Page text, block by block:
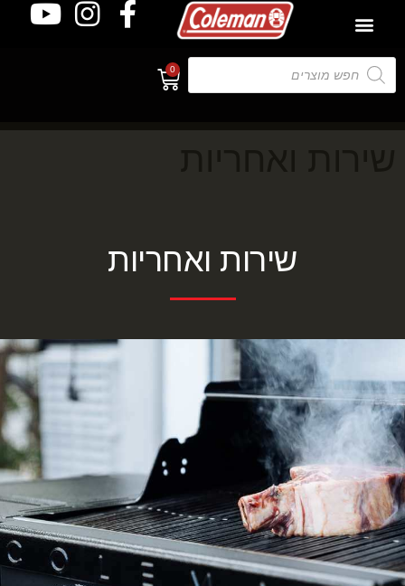
0
שירות ואחריות